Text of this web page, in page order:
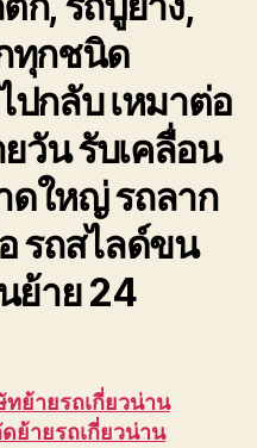
ทุกชนิด
ปกลับ เหมาต่อ
ยวัน รับเคลื่อน
ใหญ่ รถลาก
รถสไลด์ขน
ย้าย 24
ทย้ายรถเกี่ยวน่าน
ย้ายรถเกี่ยวน่าน